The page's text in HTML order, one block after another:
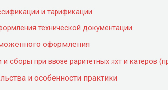
и тарификации
технической документации
оформления
и сборы при ввозе раритетных яхт и катеров
и особенности практики